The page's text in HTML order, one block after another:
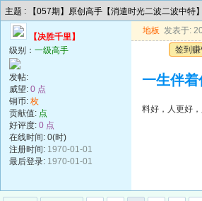
主题 : 【057期】原创高手【消遣时光二波二波中特
【决胜千里】
级别： 一级高手
发帖:
威望: 0 点
铜币: 枚
贡献值: 点
好评度: 0 点
在线时间: 0(时)
注册时间: 1970-01-01
最后登录: 1970-01-01
地板 发表于:
签到
一生伴着
料好，人更好